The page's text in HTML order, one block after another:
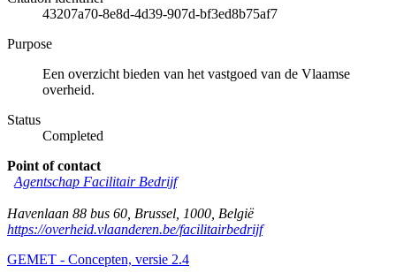
43207a70-8e8d-4d39-907d-bf3ed8b75af7
Purpose
Een overzicht bieden van het vastgoed van de Vlaamse
overheid.
Status
Completed
Point of contact
Agentschap Facilitair Bedrijf
Havenlaan 88 bus 60 Brussel 1000 België
https://overheid.vlaanderen.be/facilitairbedrijf
GEMET - Concepten, versie 2.4